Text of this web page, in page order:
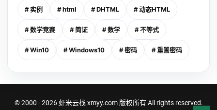
# 实例 # html # DHTML # 动态HTML
# 数学竞赛 # 简证 # 数学 # 不等式
# Win10 # Windows10 # 密码 # 重置密码
© 2000 - 2026虾米云栈 xmyy.com版权所有 All rights reserved.